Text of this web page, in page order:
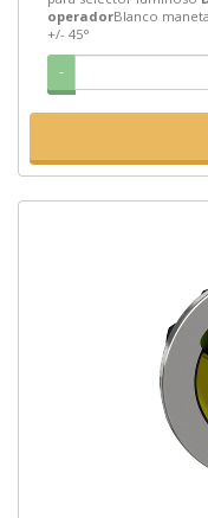
operadorBlanco
+/- 45°
-